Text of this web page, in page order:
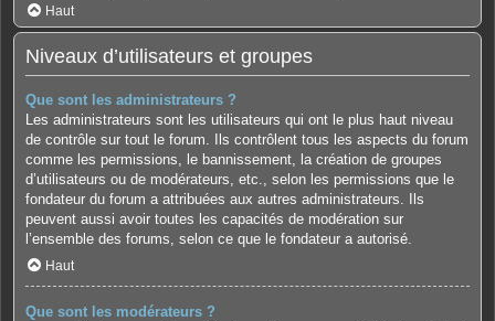
Haut
Niveaux d’utilisateurs et groupes
Que sont les administrateurs ?
Les administrateurs sont les utilisateurs qui ont le plus haut niveau
de contrôle sur tout le forum. Ils contrôlent tous les aspects du forum
comme les permissions, le bannissement, la création de groupes
d’utilisateurs ou de modérateurs, etc., selon les permissions que le
fondateur du forum a attribuées aux autres administrateurs. Ils
peuvent aussi avoir toutes les capacités de modération sur
l’ensemble des forums, selon ce que le fondateur a autorisé.
Haut
Que sont les modérateurs ?